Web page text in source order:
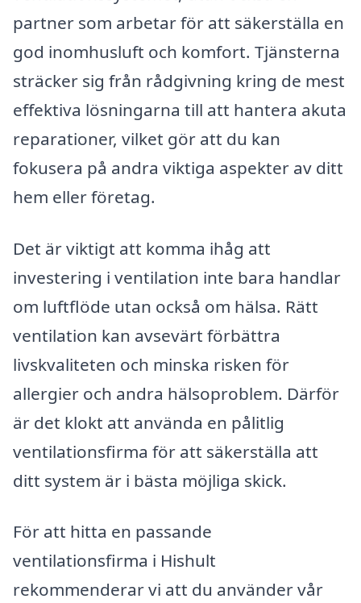
partner som arbetar för att säkerställa en
god inomhusluft och komfort. Tjänsterna
sträcker sig från rådgivning kring de mest
effektiva lösningarna till att hantera akuta
reparationer, vilket gör att du kan
fokusera på andra viktiga aspekter av ditt
hem eller företag.
Det är viktigt att komma ihåg att
investering i ventilation inte bara handlar
om luftflöde utan också om hälsa. Rätt
ventilation kan avsevärt förbättra
livskvaliteten och minska risken för
allergier och andra hälsoproblem. Därför
är det klokt att använda en pålitlig
ventilationsfirma för att säkerställa att
ditt system är i bästa möjliga skick.
För att hitta en passande
ventilationsfirma i Hishult
rekommenderar vi att du använder vår